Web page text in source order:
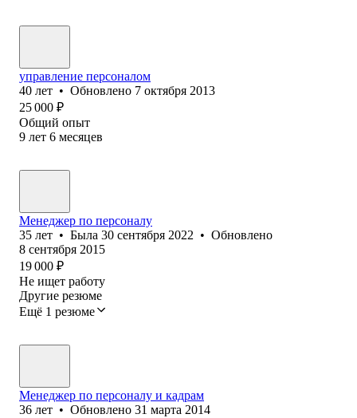
управление персоналом
40 лет • Обновлено 7 октября 2013
25 000 ₽
Общий опыт
9 лет 6 месяцев
Менеджер по персоналу
35 лет • Была 30 сентября 2022 • Обновлено
8 сентября 2015
19 000 ₽
Не ищет работу
Другие резюме
Ещё 1 резюме
Менеджер по персоналу и кадрам
36 лет • Обновлено 31 марта 2014